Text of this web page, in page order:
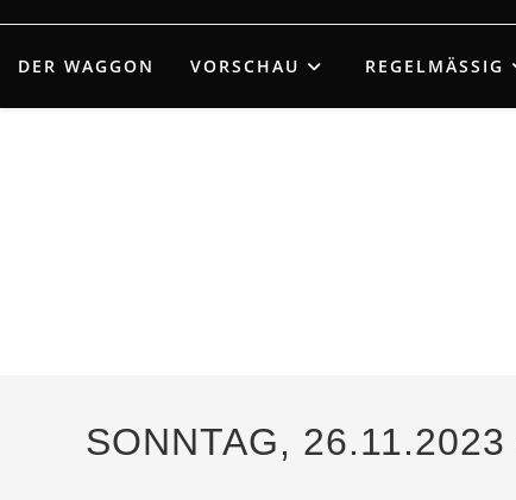
springen
DER WAGGON VORSCHAU REGELMÄSSIG
SONNTAG,